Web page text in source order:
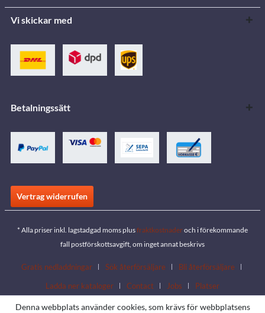
Vi skickar med
Betalningssätt
Vertrag widerrufen
* Alla priser inkl. lagstadgad moms plusfraktkostnaderoch i förekommande
fall postförskottsavgift, om inget annat beskrivs
Gratis nedladdningar Sök återförsäljare
Bli återförsäljare
Ladda ner kataloger
Contact Jobs Platser
Denna webbplats använder cookies, som krävs för webbplatsens